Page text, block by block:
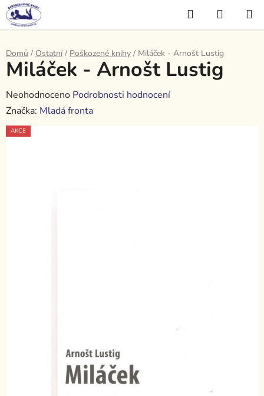
Přejít
na
obsah
Hledat
KOŠÍK
Domů / Ostatní / Poškozené knihy / Miláček - Arnošt Lustig
Miláček - Arnošt Lustig
Průměrné
hodnocení
produktu
Neohodnoceno Podrobnosti hodnocení
Značka: Mladá fronta
AKCE